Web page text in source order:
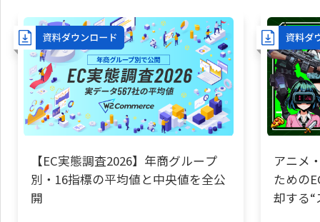
【EC実態調査2026】年商グループ
別・16指標の平均値と中央値を全公
開
アニメ
ための
却する